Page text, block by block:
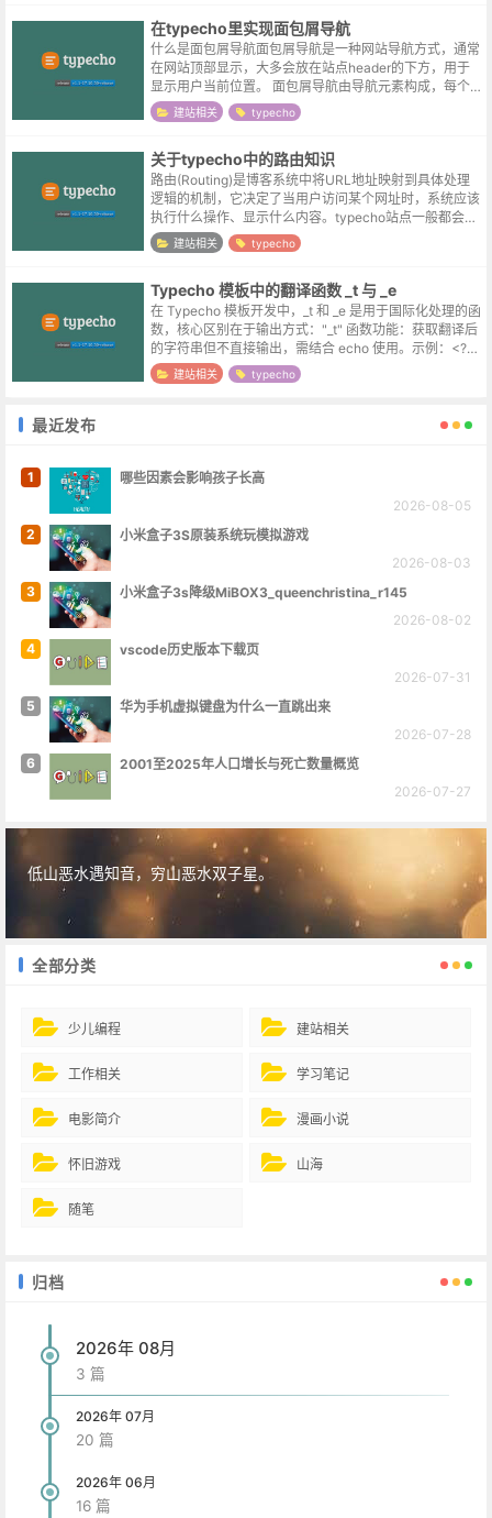
在typecho里实现面包屑导航
什么是面包屑导航面包屑导航是一种网站导航方式，通常
在网站顶部显示，大多会放在站点header的下方，用于
显示用户当前位置。 面包屑导航由导航元素构成，每个
元素代表一个网站导航项，各个元素通常包含对应链接，
供用户跳转。面包屑导航示例首页...
建站相关 typecho
关于typecho中的路由知识
路由(Routing)是博客系统中将URL地址映射到具体处理
逻辑的机制，它决定了当用户访问某个网址时，系统应该
执行什么操作、显示什么内容。typecho站点一般都会开
启伪静态，伪静态通过URL重写将"漂亮"的URL映射到实
际的文件路径...
建站相关 typecho
Typecho 模板中的翻译函数 _t 与 _e
在 Typecho 模板开发中，_t 和 _e 是用于国际化处理的函
数，核心区别在于输出方式："_t" 函数‌‌功能‌：获取翻译后
的字符串但不直接输出，需结合 echo 使用。‌示例‌：<?ph
p echo _t('欢迎语');...
建站相关 typecho
最近发布
1
哪些因素会影响孩子长高
2026-08-05
2
小米盒子3S原装系统玩模拟游戏
2026-08-03
3
小米盒子3s降级MiBOX3_queenchristina_r145
2026-08-02
4
vscode历史版本下载页
2026-07-31
5
华为手机虚拟键盘为什么一直跳出来
2026-07-28
6
2001至2025年人口增长与死亡数量概览
2026-07-27
低山恶水遇知音，穷山恶水双子星。
全部分类
少儿编程 建站相关
工作相关 学习笔记
电影简介 漫画小说
怀旧游戏 山海
随笔
归档
2026年 08月
3 篇
2026年 07月
20 篇
2026年 06月
16 篇